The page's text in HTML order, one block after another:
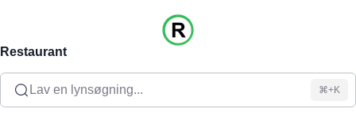
Restaurant
Lav en lynsøgning... ⌘+K